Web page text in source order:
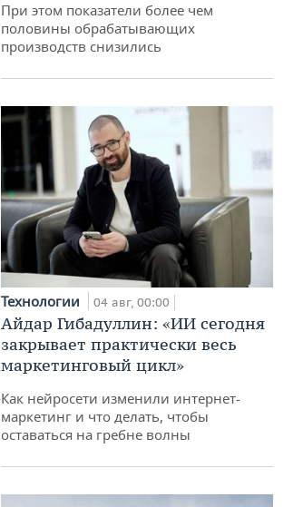
При этом показатели более чем
половины обрабатывающих
производств снизились
Технологии 04 авг, 00:00
Айдар Гибадуллин: «ИИ сегодня
закрывает практически весь
маркетинговый цикл»
Как нейросети изменили интернет-
маркетинг и что делать, чтобы
оставаться на гребне волны